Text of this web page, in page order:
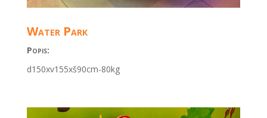
Water Park
Popis:
d150xv155xš90cm-80kg